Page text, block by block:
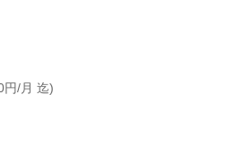
円/月 迄)